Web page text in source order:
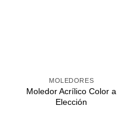
MOLEDORES
Moledor Acrílico Color a
Elección